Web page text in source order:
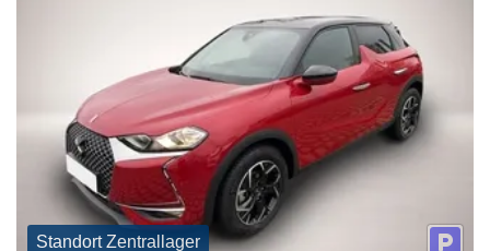
Standort Zentrallager